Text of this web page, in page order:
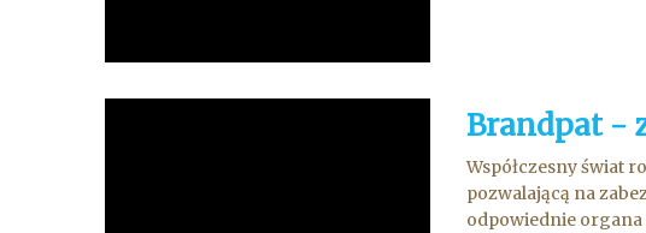
Brandpat -
Współczesny świat
pozwalającą na
odpowiednie organa